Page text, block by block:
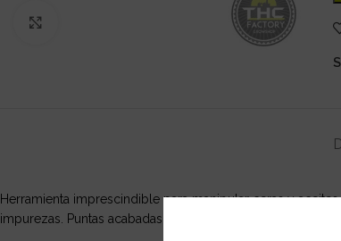
Herramienta imprescindible para manipular ceras y
impurezas. Puntas acabadas en gancho y espátula, ideal